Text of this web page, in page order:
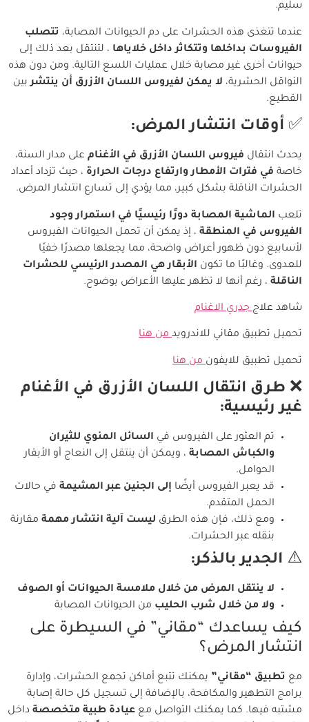
سليم.
عندما تتغذى هذه الحشرات على دم الحيوانات المصابة، تتصلب
الفيروسات بداخلها وتتكاثر داخل خلاياها ، لتنتقل بعد ذلك إلى
حيوانات أخرى غير مصابة خلال عمليات اللسع التالية. ومن دون هذه
النواقل الحشرية، لا يمكن لفيروس اللسان الأزرق أن ينتشربين
القطيع.
✅ أوقات انتشار المرض:
يحدث انتقال فيروس اللسان الأزرق في الأغنام على مدار السنة،
خاصة في فترات الأمطار وارتفاع درجات الحرارة ، حيث تزداد أعداد
الحشرات الناقلة بشكل كبير، مما يؤدي إلى تسارع انتشار المرض.
تلعب الماشية المصابة دورًا رئيسيًا في استمرار وجود
الفيروس في المنطقة ، إذ يمكن أن تحمل الحيوانات الفيروس
لأسابيع دون ظهور أعراض واضحة، مما يجعلها مصدرًا خفيًا
للعدوى. وغالبًا ما تكون الأبقار هي المصدر الرئيسي للحشرات
الناقلة ، رغم أنها لا تظهر عليها الأعراض بوضوح.
شاهد علاججدري الاغنام
تحميل تطبيق مقاني للاندرويدمن هنا
تحميل تطبيق للايفونمن هنا
❌ طرق انتقال اللسان الأزرق في الأغنام
غير رئيسية:
تم العثور على الفيروس في السائل المنوي للثيران
والكباش المصابة ، ويمكن أن ينتقل إلى النعاج أو الأبقار
الحوامل.
قد يعبر الفيروس أيضًا إلى الجنين عبر المشيمة في حالات
الحمل المتقدم.
ومع ذلك، فإن هذه الطرق ليست آلية انتشار مهمة مقارنة
بنقله عبر الحشرات.
⚠️ الجدير بالذكر:
لا ينتقل المرض من خلال ملامسة الحيوانات أو الصوف
ولا من خلال شرب الحليب من الحيوانات المصابة
كيف يساعدك “مقاني” في السيطرة على
انتشار المرض؟
مع تطبيق “مقاني” يمكنك تتبع أماكن تجمع الحشرات، وإدارة
برامج التطهير والمكافحة، بالإضافة إلى تسجيل كل حالة إصابة
مشتبه فيها. كما يمكنك التواصل مع عيادة طبية متخصصة داخل